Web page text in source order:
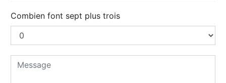
Combien font sept plus trois